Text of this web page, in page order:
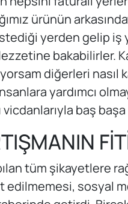
ürünün
yerden gelip iş
bakabilirler.
diğerleri nasıl
yardımcı
baş
tüm şikayetlere
sosyal